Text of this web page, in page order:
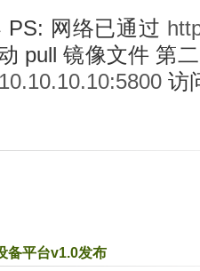
PS: 网络已通过
pull 镜像文件 第
访
备平台v1.0发布